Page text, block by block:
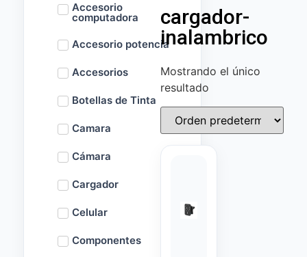
Accesorio
computadora
Accesorio potencia
Accesorios
Botellas de Tinta
Camara
Cámara
Cargador
Celular
Componentes
cargador-
inalambrico
Mostrando el único
resultado